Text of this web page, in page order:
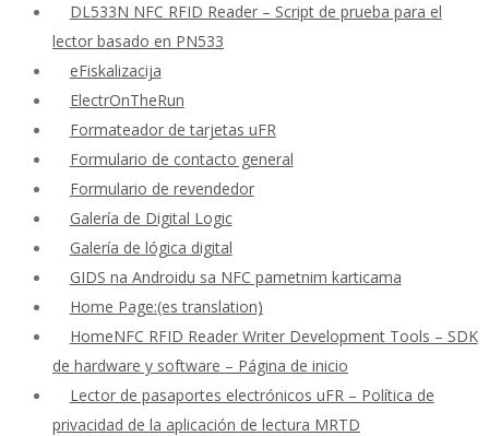
DL533N NFC RFID Reader – Script de prueba para el
lector basado en PN533
eFiskalizacija
ElectrOnTheRun
Formateador de tarjetas uFR
Formulario de contacto general
Formulario de revendedor
Galería de Digital Logic
Galería de lógica digital
GIDS na Androidu sa NFC pametnim karticama
Home Page:(es translation)
HomeNFC RFID Reader Writer Development Tools – SDK
de hardware y software – Página de inicio
Lector de pasaportes electrónicos uFR – Política de
privacidad de la aplicación de lectura MRTD